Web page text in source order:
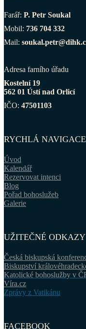
Farář: P. Petr Soukal
Mobil: 736 704 332
Mail:
Adresa farního úřadu
Kostelní 19
562 01 Ústí nad Orlicí
IČO: 47501103
RYCHLÁ NAVIGACE
Úvod
Kalendář
Rezervovat intenci
Blog
Pořad bohoslužeb
Galerie
UŽITEČNÉ ODKAZY
Česká biskupská
Biskupství
Katolické bohoslužby v
Víra.cz
Zprávy z Vatikánu
FACEBOOK